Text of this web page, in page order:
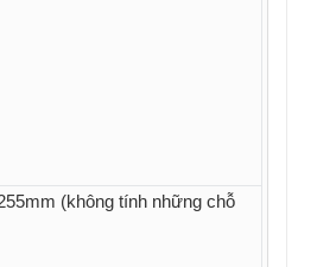
(không tính những chỗ